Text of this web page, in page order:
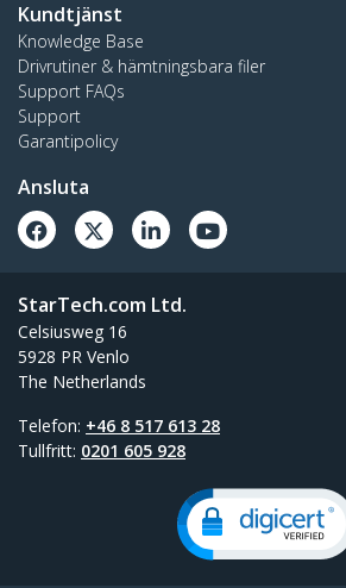
Kundtjänst
Knowledge Base
Drivrutiner & hämtningsbara filer
Support FAQs
Support
Garantipolicy
Ansluta
StarTech.com Ltd.
Celsiusweg 16
5928 PR Venlo
The Netherlands
Telefon: +46 8 517 613 28
Tullfritt: 0201 605 928